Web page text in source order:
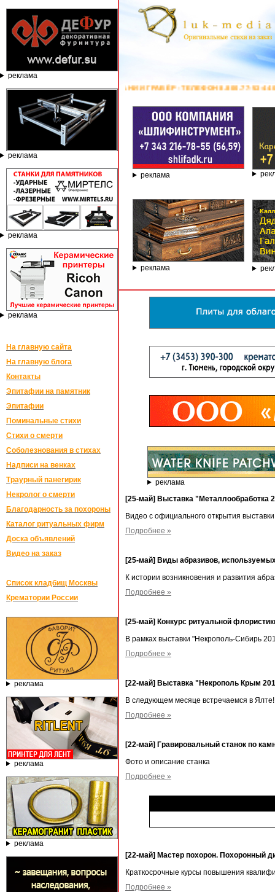
реклама
реклама
реклама
реклама
На главную сайта
На главную блога
Контакты
Эпитафии на памятник
Эпитафии
Поминальные стихи
Стихи о смерти
Соболезнования в стихах
Надписи на венках
Траурный панегирик
Некролог о смерти
Благодарность за похороны
Каталог ритуальных фирм
Доска объявлений
Видео на заказ
Список кладбищ Москвы
Крематории России
реклама
реклама
реклама
КАМНЮ ОТ КОМПАНИИ ГРАВЁР - ТЕЛЕФОН 8.800.77-53-440, САЙТ
реклама
реклама
реклама
[25-май] Выставка "Металлообработка
Видео с официального открытия выставки
Подробнее »
[25-май] Виды абразивов,
К истории возникновения и развития
Подробнее »
[25-май] Конкурс ритуальной
В рамках выставки "Некрополь-Сибирь
Подробнее »
[22-май] Выставка "Некрополь Крым
В следующем месяце встречаемся в Ялте!
Подробнее »
[22-май] Гравировальный станок по
Фото и описание станка
Подробнее »
[22-май] Мастер похорон. Похоронный
Краткосрочные курсы повышения
Подробнее »